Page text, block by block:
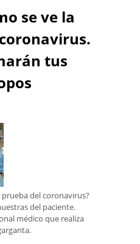
se ve la
tus
del coronavirus?
del paciente.
médico que realiza